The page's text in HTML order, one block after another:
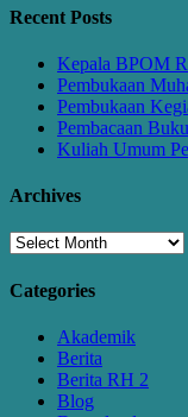
Recent Posts
Kepala BPOM
Pembukaan
Pembukaan
Pembacaan
Kuliah Umum
Archives
Archives
Categories
Akademik
Berita
Berita RH 2
Blog